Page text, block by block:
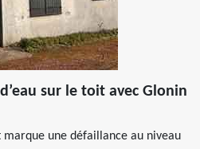
sur le toit avec Glonin
marque une défaillance au niveau